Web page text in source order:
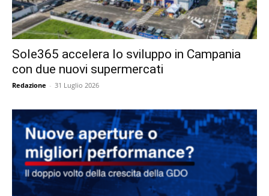
Sole365 accelera lo sviluppo in Campania
con due nuovi supermercati
Redazione - 31 Luglio 2026